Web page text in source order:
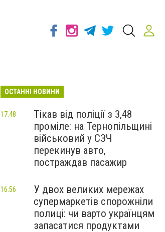
ОСТАННІ НОВИНИ
Тікав від поліції з 3,48
проміле: на Тернопільщині
військовий у СЗЧ
перекинув авто,
постраждав пасажир
17:48
У двох великих мережах
супермаркетів спорожніли
полиці: чи варто українцям
запасатися продуктами
16:56